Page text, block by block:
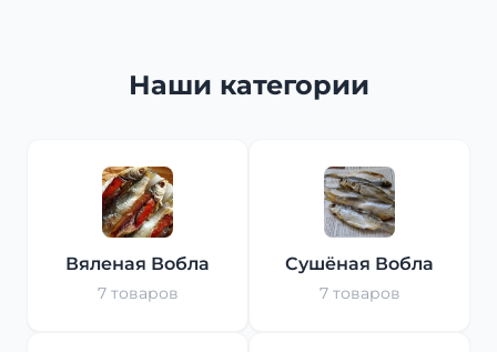
Наши категории
Вяленая Вобла
7 товаров
Сушёная Вобла
7 товаров